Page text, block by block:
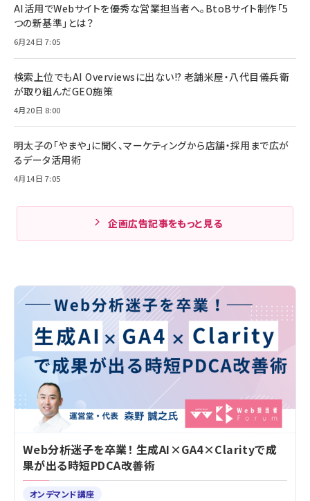
AI活用でWebサイトを優秀な営業担当者へ。BtoBサイト制作「5
つの新基準」とは？
6月24日 7:05
検索上位でもAI Overviewsに出ない!? 老舗米屋・八代目儀兵衛
が取り組んだGEO施策
4月20日 8:00
明太子の「やまや」に聞く、マーケティングから店舗・採用まで広が
るデータ活用術
4月14日 7:05
企画広告記事をもっと見る
Web分析迷子を卒業！ 生成AI×GA4×Clarityで成
果が出る時短PDCA改善術
オンデマンド講座